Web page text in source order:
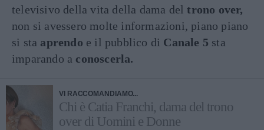
televisivo della vita della dama deltrono over,
non si avessero molte informazioni, piano piano
si sta aprendo e il pubblico di Canale 5 sta
imparando a conoscerla.
VI RACCOMANDIAMO...
Chi è Catia Franchi, dama del trono
over di Uomini e Donne